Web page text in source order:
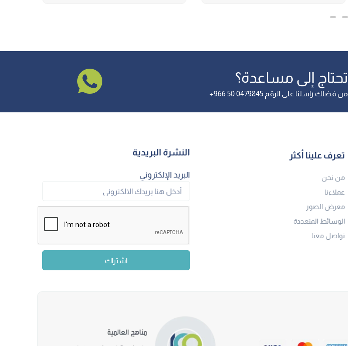
تحتاج إلى مساعدة؟
من فضلك راسلنا على الرقم 0479845 50 966+
تعرف علينا أكثر
من نحن
عملاءنا
معرض الصور
الوسائط المتعددة
تواصل معنا
النشرة البريدية
البريد الإلكتروني
اشتراك